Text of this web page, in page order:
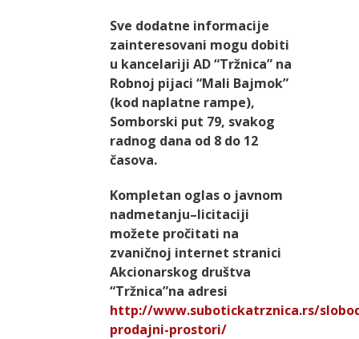
Sve dodatne informacije
zainteresovani mogu dobiti
u kancelariji AD “Tržnica” na
Robnoj pijaci “Mali Bajmok”
(kod naplatne rampe),
Somborski put 79, svakog
radnog dana od 8 do 12
časova.
Kompletan oglas o javnom
nadmetanju–licitaciji
možete pročitati na
zvaničnoj internet stranici
Akcionarskog društva
“Tržnica”na adresi
http://www.subotickatrznica.rs/
prodajni-prostori/